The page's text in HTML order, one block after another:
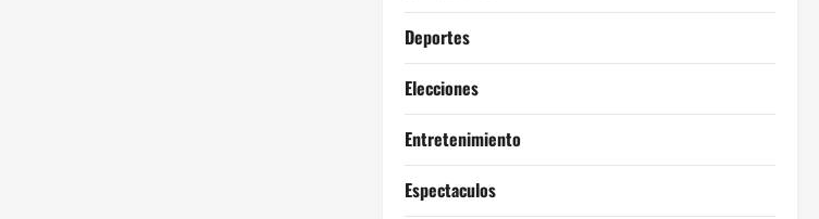
Deportes
Elecciones
Entretenimiento
Espectaculos